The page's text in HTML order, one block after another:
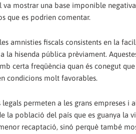
mostrar una base imponible
que es podrien comentar.
amnisties fiscals consistents en la
la hisenda pública prèviament.
certa freqüència quan és conegut
condicions molt favorables.
legals permeten a les grans empreses
la població del país que es guanya la
recaptació, sinó perquè també